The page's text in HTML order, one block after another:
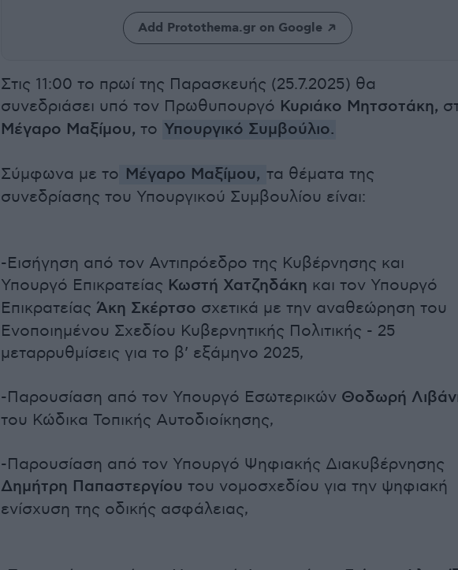
Add Protothema.gr on Google
Στις 11:00 το πρωί της Παρασκευής (25.7.2025) θα
συνεδριάσει υπό τον Πρωθυπουργό Κυριάκο Μητσοτάκη,
Μέγαρο Μαξίμου, το Υπουργικό Συμβούλιο.
Σύμφωνα με το Μέγαρο Μαξίμου, τα θέματα της
συνεδρίασης του Υπουργικού Συμβουλίου είναι:
-Εισήγηση από τον Αντιπρόεδρο της Κυβέρνησης και
Υπουργό Επικρατείας Κωστή Χατζηδάκη και τον Υπουργό
Επικρατείας Άκη Σκέρτσο σχετικά με την αναθεώρηση του
Ενοποιημένου Σχεδίου Κυβερνητικής Πολιτικής - 25
μεταρρυθμίσεις για το β’ εξάμηνο 2025,
-Παρουσίαση από τον Υπουργό Εσωτερικών Θοδωρή
του Κώδικα Τοπικής Αυτοδιοίκησης,
-Παρουσίαση από τον Υπουργό Ψηφιακής Διακυβέρνησης
Δημήτρη Παπαστεργίου του νομοσχεδίου για την ψηφιακή
ενίσχυση της οδικής ασφάλειας,